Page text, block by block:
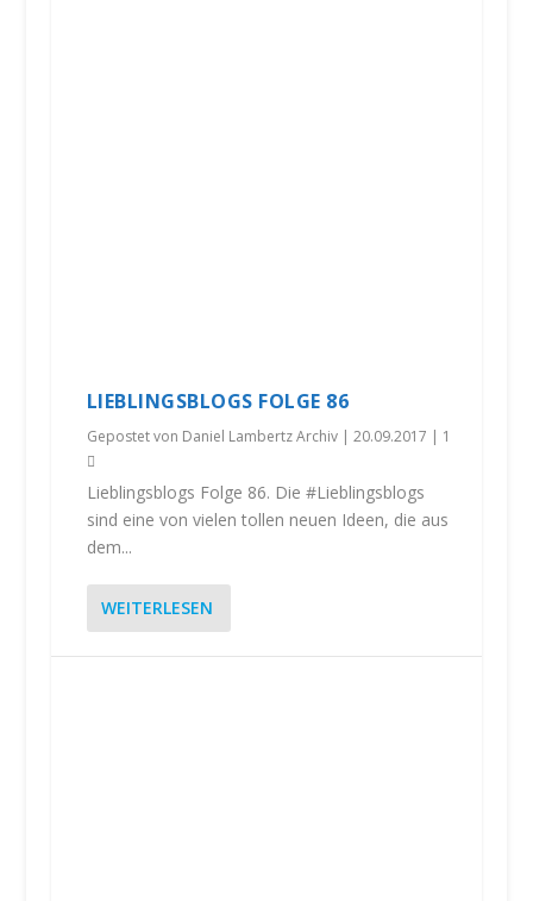
LIEBLINGSBLOGS FOLGE 86
Gepostet von Daniel Lambertz Archiv| 20.09.2017 | 1
Lieblingsblogs Folge 86. Die #Lieblingsblogs
sind eine von vielen tollen neuen Ideen, die aus
dem...
WEITERLESEN